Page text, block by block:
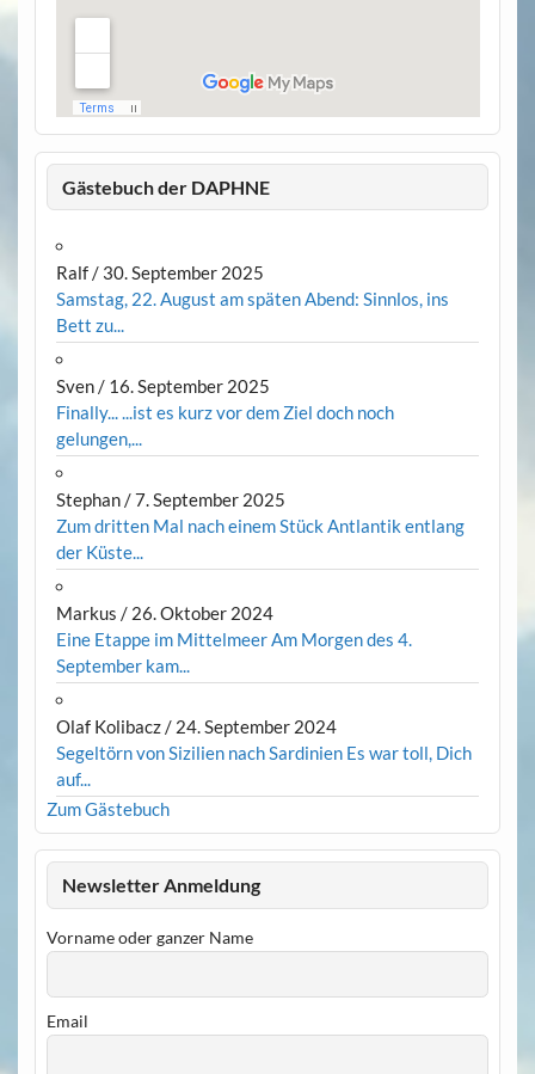
Gästebuch der DAPHNE
Ralf/ 30. September 2025
Samstag, 22. August am späten Abend: Sinnlos, ins
Bett zu...
Sven/ 16. September 2025
Finally... ...ist es kurz vor dem Ziel doch noch
gelungen,...
Stephan/7. September 2025
Zum dritten Mal nach einem Stück Antlantik entlang
der Küste...
Markus / 26. Oktober 2024
Eine Etappe im Mittelmeer Am Morgen des 4.
September kam...
Olaf Kolibacz/ 24. September 2024
Segeltörn von Sizilien nach Sardinien Es war toll, Dich
auf...
Zum Gästebuch
Newsletter Anmeldung
Vorname oder ganzer Name
Email